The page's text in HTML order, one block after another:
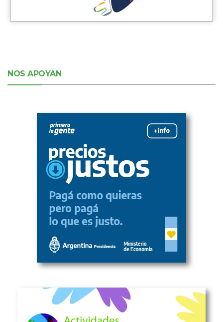
NOS APOYAN